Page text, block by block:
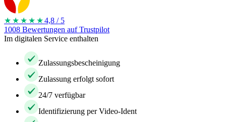
★★★★ ★4,8 / 5
1008 Bewertungen auf Trustpilot
Im digitalen Service enthalten
Zulassungsbescheinigung
Zulassung erfolgt sofort
24/7 verfügbar
Identifizierung per Video-Ident